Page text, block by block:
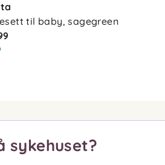
til baby, sagegreen
sykehuset?